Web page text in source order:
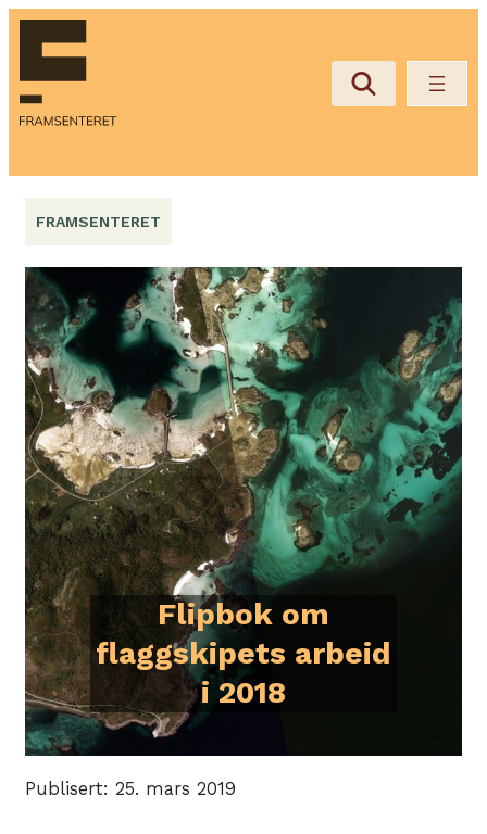
Hopp
innhold
FRAMSENTERET
Flipbok om
flaggskipets arbeid
i 2018
Publisert: 25. mars 2019